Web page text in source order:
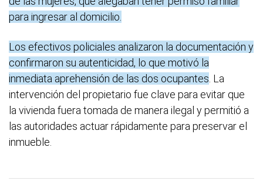
para ingresar al domicilio.
Los efectivos policiales analizaron la documentación y
confirmaron su autenticidad, lo que motivó la
inmediata aprehensión de las dos ocupantes . La
intervención del propietario fue clave para evitar que
la vivienda fuera tomada de manera ilegal y permitió a
las autoridades actuar rápidamente para preservar el
inmueble.